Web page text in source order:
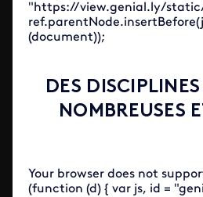
"https://view.genial.ly/
(document));
DES
NOMBREUSES
Your browser does not
(function (d) { var js, id =